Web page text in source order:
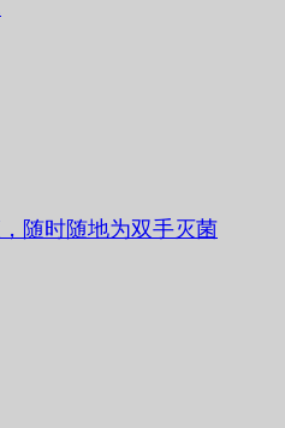
随时随地为双手灭菌